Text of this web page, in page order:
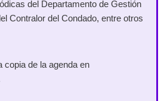
del Departamento de Gestión
Contralor del Condado, entre otros
copia de la agenda en